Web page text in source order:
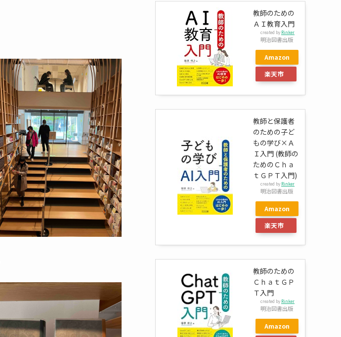
教師のための
ＡＩ教育入門
created by Rinker
明治図書出版
Amazon
楽天市
教師と保護者
のための子ど
もの学び×Ａ
Ｉ入門 (教師の
ためのＣｈａ
ｔＧＰＴ入門)
created by Rinker
明治図書出版
Amazon
楽天市
教師のための
ＣｈａｔＧＰ
Ｔ入門
created by Rinker
明治図書出版
Amazon